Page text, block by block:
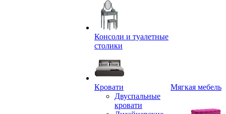
Консоли и туалетные
столики
Кровати
Двуспальные
кровати
Мягкая мебель